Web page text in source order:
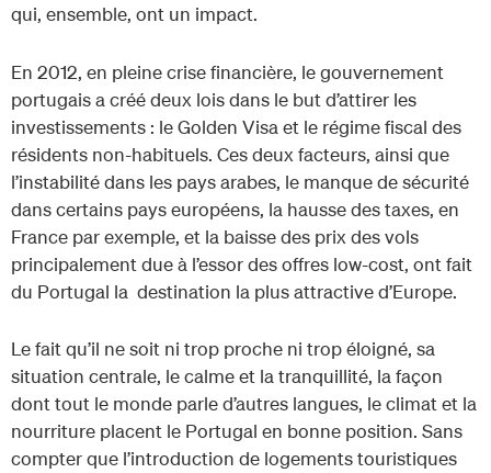
qui, ensemble, ont un impact.
En 2012, en pleine crise financière, le gouvernement
portugais a créé deux lois dans le but d’attirer les
investissements : le Golden Visa et le régime fiscal des
résidents non-habituels. Ces deux facteurs, ainsi que
l’instabilité dans les pays arabes, le manque de sécurité
dans certains pays européens, la hausse des taxes, en
France par exemple, et la baisse des prix des vols
principalement due à l’essor des offres low-cost, ont fait
du Portugal la destination la plus attractive d’Europe.
Le fait qu’il ne soit ni trop proche ni trop éloigné, sa
situation centrale, le calme et la tranquillité, la façon
dont tout le monde parle d’autres langues, le climat et la
nourriture placent le Portugal en bonne position. Sans
compter que l’introduction de logements touristiques